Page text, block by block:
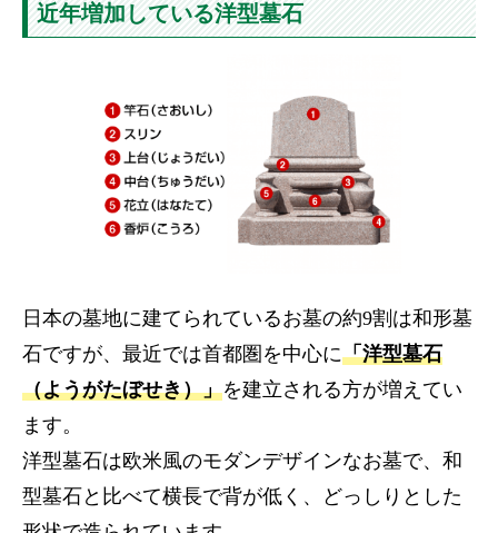
近年増加している洋型墓石
日本の墓地に建てられているお墓の約9割は和形墓
石ですが、最近では首都圏を中心に「洋型墓石
（ようがたぼせき）」を建立される方が増えてい
ます。
洋型墓石は欧米風のモダンデザインなお墓で、和
型墓石と比べて横長で背が低く、どっしりとした